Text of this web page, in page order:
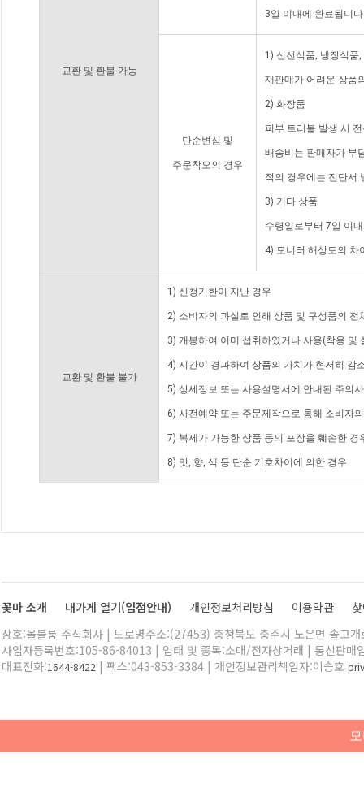
교환 및 환불 가능
3일 이내에 완료됩니
단순변심 및
주문착오의 경우
1) 신선식품, 냉장식품
재판매가 어려운 상품
2) 화장품
피부 트러블 발생 시
배송비는 판매자가 부
적의 경우에는 진단서
3) 기타 상품
수령일로부터 7일 이
4) 모니터 해상도의 차
교환 및 환불 불가
1) 신청기한이 지난 경우
2) 소비자의 과실로 인해 상품 및 구성품의
3) 개봉하여 이미 섭취하였거나 사용(착용 및
4) 시간이 경과하여 상품의 가치가 현저히 감
5) 상세정보 또는 사용설명서에 안내된 주의
6) 사전예약 또는 주문제작으로 통해 소비자
7) 복제가 가능한 상품 등의 포장을 훼손한 경
8) 맛, 향, 색 등 단순 기호차이에 의한 경우
꽃마 소개 내가게 열기(입점안내) 개인정보처리방침 이용약관
상호:올블룸 주식회사 | 도로명주소:(27453) 충청북도 충주시 노은면 솔고
사업자등록번호:105-86-84013 | 업태 및 종목:소매/전자상거래 | 통신판매
대표전화:1644-8422 | 팩스:043-853-3384 | 개인정보관리책임자:이승호